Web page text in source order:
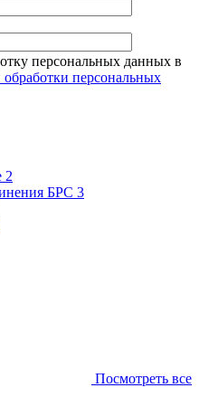
персональных данных в
персональных
2
БРС 3
Посмотреть все